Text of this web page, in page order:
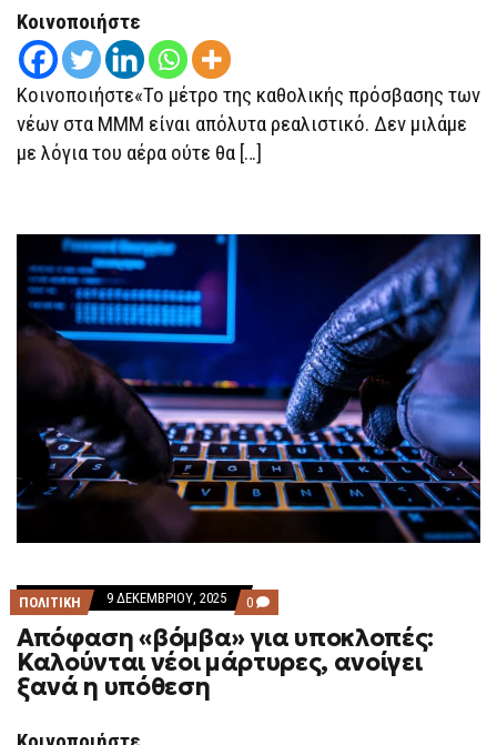
ΣΤΑ
ΜΜΜ
Κοινοποιήστε
Κοινοποιήστε«Το μέτρο της καθολικής πρόσβασης των
νέων στα ΜΜΜ είναι απόλυτα ρεαλιστικό. Δεν μιλάμε
με λόγια του αέρα ούτε θα […]
ΠΟΛΙΤΙΚΗ 9 ΔΕΚΕΜΒΡΊΟΥ, 2025 0 COMMENTS
ON
ΑΠΌΦΑΣΗ
«ΒΌΜΒΑ»
ΓΙΑ
Απόφαση «βόμβα» για υποκλοπές:
Καλούνται νέοι μάρτυρες, ανοίγει
ξανά η υπόθεση